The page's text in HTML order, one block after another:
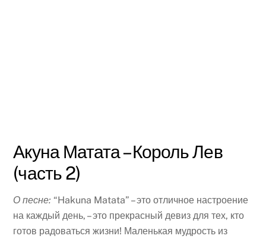
Акуна Матата – Король Лев
(часть 2)
О песне:“Hakuna Matata” – это отличное настроение
на каждый день, – это прекрасный девиз для тех, кто
готов радоваться жизни! Маленькая мудрость из